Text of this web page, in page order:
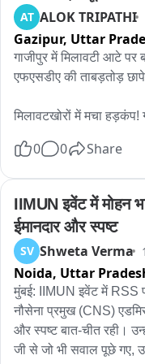
बातचीत काफी नहीं, असल
की साधारण मीटिंगों से कोई
इसलिए हम जल शक्ति
केंद्रीय नेतृत्व दिखाए और
स्थानीय सुरक्षा की
मंत्रालय को सोचना चाहिए
रुकावट के जारी करे।
हरियाणा के लोग और
हिस्से का पानी मांग रहे हैं।
और कानून का राज बनाए
AT ALOK TRIPATHI
Gazipur, Uttar
गाजीपुर में मिलावटी आटे पर
एफएसडीए की ताबड़तोड़
मिलावटखोरों में मचा हड़कंप!
प्रयोगशाला भेजा गया है
कार्रवाई में 1454
अनुमानित कीमत 36,740
डेहमा स्थित अर्चना एग्रो
चौधरी इंटरप्राइजेज से 78
एफएसडीए अधिकारियों ने
0 0 Share
IIMUN इवेंट में मोहन
ईमानदार और स्पष्ट
SV Shweta Verma
Noida, Uttar
मुंबई: IIMUN इवेंट में RSS
नौसेना प्रमुख (CNS)
और स्पष्ट बात-चीत रही।
जी से जो भी सवाल पूछे गए,